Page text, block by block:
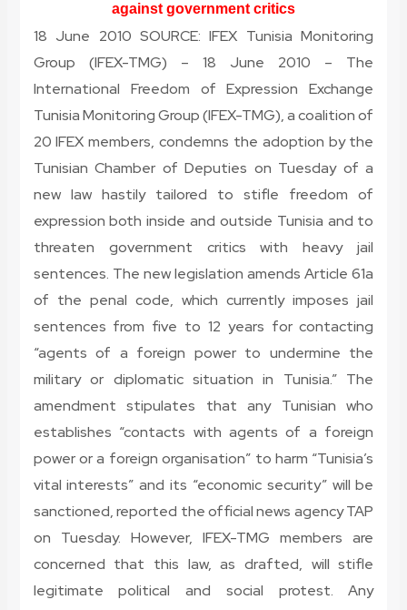
against government critics
18 June 2010 SOURCE: IFEX Tunisia Monitoring
Group (IFEX-TMG) – 18 June 2010 – The
International Freedom of Expression Exchange
Tunisia Monitoring Group (IFEX-TMG), a coalition of
20 IFEX members, condemns the adoption by the
Tunisian Chamber of Deputies on Tuesday of a
new law hastily tailored to stifle freedom of
expression both inside and outside Tunisia and to
threaten government critics with heavy jail
sentences. The new legislation amends Article 61a
of the penal code, which currently imposes jail
sentences from five to 12 years for contacting
“agents of a foreign power to undermine the
military or diplomatic situation in Tunisia.” The
amendment stipulates that any Tunisian who
establishes “contacts with agents of a foreign
power or a foreign organisation” to harm “Tunisia’s
vital interests” and its “economic security” will be
sanctioned, reported the official news agency TAP
on Tuesday. However, IFEX-TMG members are
concerned that this law, as drafted, will stifle
legitimate political and social protest. Any